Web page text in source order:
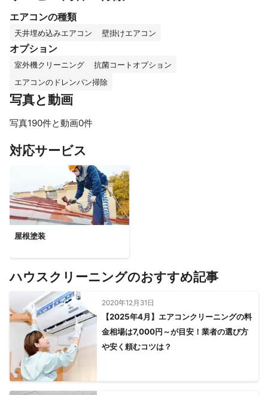
エアコンの種類
天井埋め込みエアコン 壁掛けエアコン
オプション
室外機クリーニング
抗菌コートオプション
エアコンのドレンパン掃除
写真と動画
写真190件と動画0件
対応サービス
屋根塗装
ハウスクリーニングのおすすめ記事
2020年12月31日
【2025年4月】エアコンクリーニングの料
金相場は7,000円～が目安！業者の選び方
や安く頼むコツは？